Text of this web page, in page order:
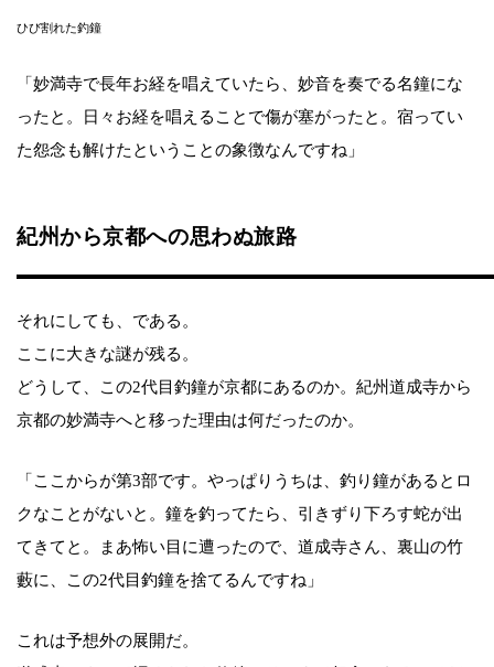
ひび割れた釣鐘
「妙満寺で長年お経を唱えていたら、妙音を奏でる名鐘にな
ったと。日々お経を唱えることで傷が塞がったと。宿ってい
た怨念も解けたということの象徴なんですね」
紀州から京都への思わぬ旅路
それにしても、である。
ここに大きな謎が残る。
どうして、この2代目釣鐘が京都にあるのか。紀州道成寺から
京都の妙満寺へと移った理由は何だったのか。
「ここからが第3部です。やっぱりうちは、釣り鐘があるとロ
クなことがないと。鐘を釣ってたら、引きずり下ろす蛇が出
てきてと。まあ怖い目に遭ったので、道成寺さん、裏山の竹
藪に、この2代目釣鐘を捨てるんですね」
これは予想外の展開だ。